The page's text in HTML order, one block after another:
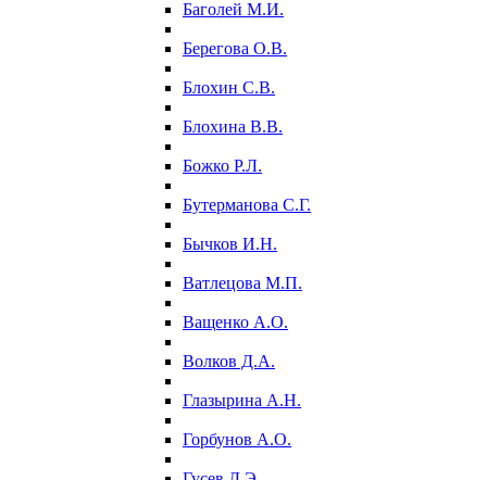
Баголей М.И.
Берегова О.В.
Блохин С.В.
Блохина В.В.
Божко Р.Л.
Бутерманова С.Г.
Бычков И.Н.
Ватлецова М.П.
Ващенко А.О.
Волков Д.А.
Глазырина А.Н.
Горбунов А.О.